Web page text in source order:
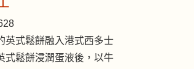
英式鬆餅融入港式西多士
式鬆餅浸潤蛋液後，以牛